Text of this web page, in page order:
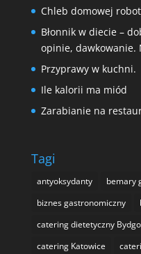
Chleb domowej
Błonnik w diecie –
opinie, dawkowanie.
Przyprawy w kuchni.
Ile kalorii ma miód
Zarabianie na
Tagi
antyoksydanty
bemary
biznes gastronomiczny
catering dietetyczny
catering Katowice